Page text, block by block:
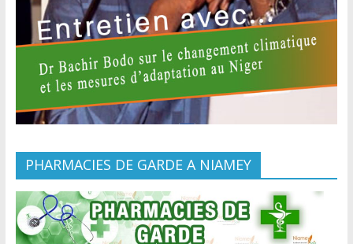
PHARMACIES DE GARDE A NIAMEY